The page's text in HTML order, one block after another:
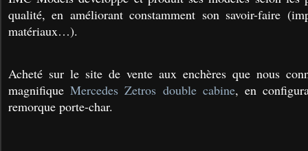
qualité, en améliorant constamment son savoir-faire
matériaux…).
Acheté sur le site de vente aux enchères que nous
magnifiqueMercedes Zetros double cabine, en
remorque porte-char.